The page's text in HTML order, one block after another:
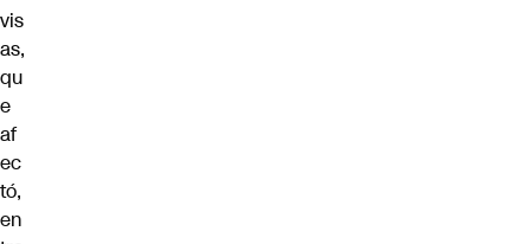
vis
as,
qu
e
af
ec
tó,
en